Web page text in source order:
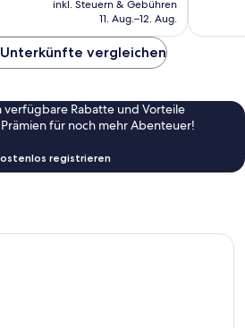
beträgt
inkl. Steuern & Gebühren
11. Aug.–12. Aug.
vergleichen
verfügbare Rabatte und Vorteile
für noch mehr Abenteuer!
registrieren